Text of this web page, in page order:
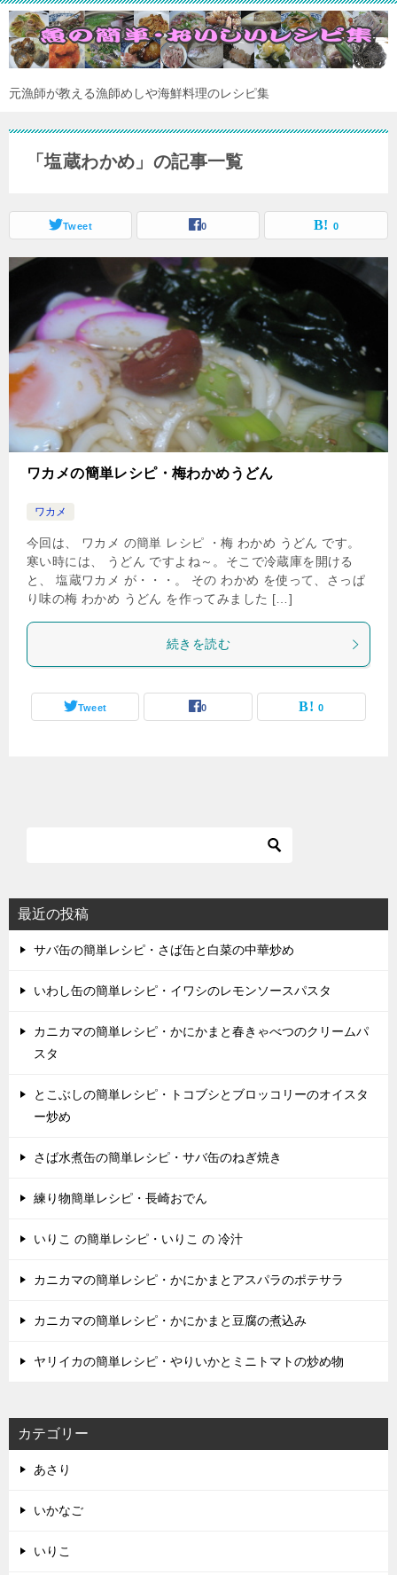
元漁師が教える漁師めしや海鮮料理のレシピ集
「塩蔵わかめ」の記事一覧
Tweet 0 0
ワカメの簡単レシピ・梅わかめうどん
ワカメ
今回は、 ワカメ の簡単 レシピ ・梅 わかめ うどん です。
寒い時には、 うどん ですよね～。そこで冷蔵庫を開ける
と、 塩蔵ワカメ が・・・。 その わかめ を使って、さっぱ
り味の梅 わかめ うどん を作ってみました […]
続きを読む
Tweet 0 0
最近の投稿
サバ缶の簡単レシピ・さば缶と白菜の中華炒め
いわし缶の簡単レシピ・イワシのレモンソースパスタ
カニカマの簡単レシピ・かにかまと春きゃべつのクリームパ
スタ
とこぶしの簡単レシピ・トコブシとブロッコリーのオイスタ
ー炒め
さば水煮缶の簡単レシピ・サバ缶のねぎ焼き
練り物簡単レシピ・長崎おでん
いりこ の簡単レシピ・いりこ の 冷汁
カニカマの簡単レシピ・かにかまとアスパラのポテサラ
カニカマの簡単レシピ・かにかまと豆腐の煮込み
ヤリイカの簡単レシピ・やりいかとミニトマトの炒め物
カテゴリー
あさり
いかなご
いりこ